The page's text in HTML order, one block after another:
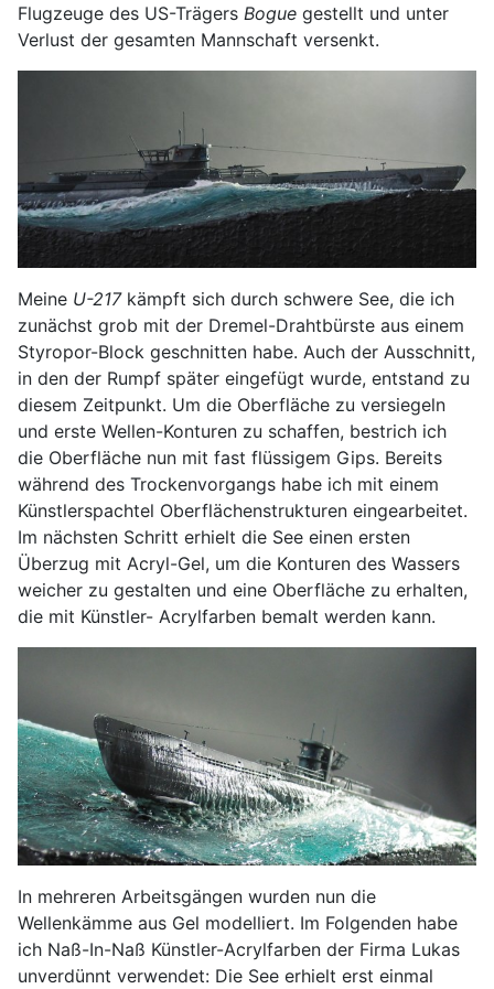
Flugzeuge des US-Trägers Bogue gestellt und unter
Verlust der gesamten Mannschaft versenkt.
Meine U-217kämpft sich durch schwere See, die ich
zunächst grob mit der Dremel-Drahtbürste aus einem
Styropor-Block geschnitten habe. Auch der Ausschnitt,
in den der Rumpf später eingefügt wurde, entstand zu
diesem Zeitpunkt. Um die Oberfläche zu versiegeln
und erste Wellen-Konturen zu schaffen, bestrich ich
die Oberfläche nun mit fast flüssigem Gips. Bereits
während des Trockenvorgangs habe ich mit einem
Künstlerspachtel Oberflächenstrukturen eingearbeitet.
Im nächsten Schritt erhielt die See einen ersten
Überzug mit Acryl-Gel, um die Konturen des Wassers
weicher zu gestalten und eine Oberfläche zu erhalten,
die mit Künstler- Acrylfarben bemalt werden kann.
In mehreren Arbeitsgängen wurden nun die
Wellenkämme aus Gel modelliert. Im Folgenden habe
ich Naß-In-Naß Künstler-Acrylfarben der Firma Lukas
unverdünnt verwendet: Die See erhielt erst einmal